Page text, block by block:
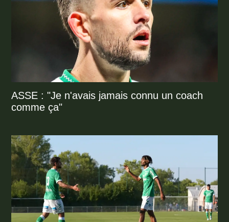
ASSE : "Je n'avais jamais connu un coach
comme ça"